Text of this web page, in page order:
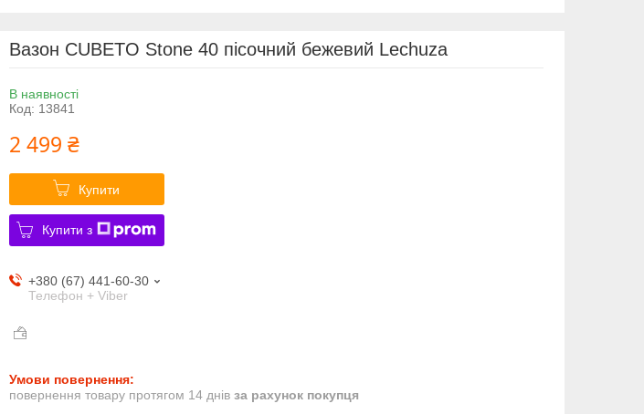
Вазон CUBETO Stone 40 пісочний бежевий Lechuza
В наявності
Код: 13841
2 499 ₴
Купити
Купити з
+380 (67) 441-60-30
Телефон + Viber
повернення товару протягом 14 днів за рахунок покупця